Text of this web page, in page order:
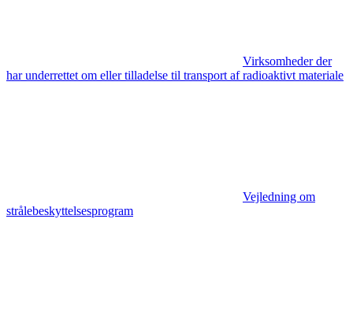
Virksomheder der
har underrettet om eller tilladelse til transport af radioaktivt materiale
Vejledning om
strålebeskyttelsesprogram